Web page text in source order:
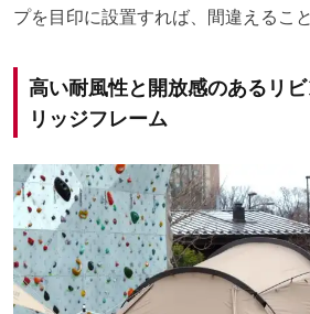
プを目印に設置すれば、間違えるこ
高い耐風性と開放感のあるリ
リッジフレーム